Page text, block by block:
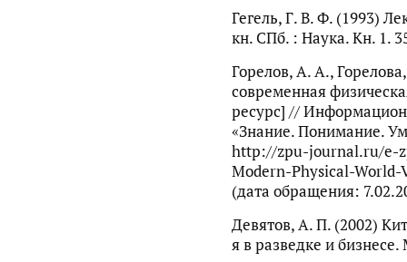
Гегель, Г. В. Ф. (1993)
кн. СПб. : Наука. Кн. 1.
Горелов, А. А.,
современная
ресурс] //
«Знание. Понимание.
http://zpu-journal.ru/e-
Modern-Physical-World-
(дата обращения:
Девятов, А. П. (2002)
я в разведке и